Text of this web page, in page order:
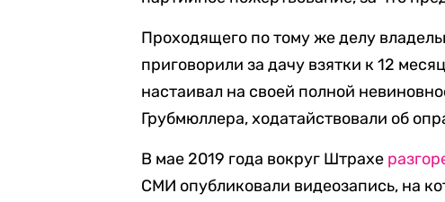
Проходящего по тому же делу
приговорили за дачу взятки к 12
настаивал на своей полной
Грубмюллера, ходатайствовали об
В мае 2019 года вокруг Штрахе
СМИ опубликовали видеозапись, на